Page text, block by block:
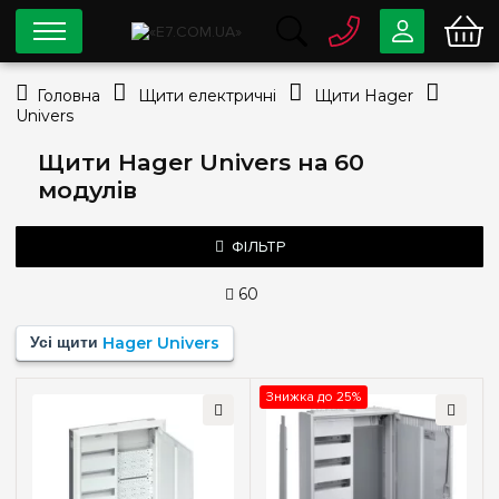
Щити Hager Univers на 60
модулів
ФІЛЬТР
—
Тип монтажу
Зовнішній
60
Усі щити Hager Univers
Знижка до 25%
0 800 33-63-07
Безкоштовно
044334-79-78
Головна Щити електричні
Щити Hager
Univers